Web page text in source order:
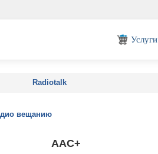
Услуги
Radiotalk
вещанию
AAC+